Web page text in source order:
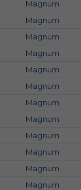
Magnum
Magnum
Magnum
Magnum
Magnum
Magnum
Magnum
Magnum
Magnum
Magnum
Magnum
Magnum